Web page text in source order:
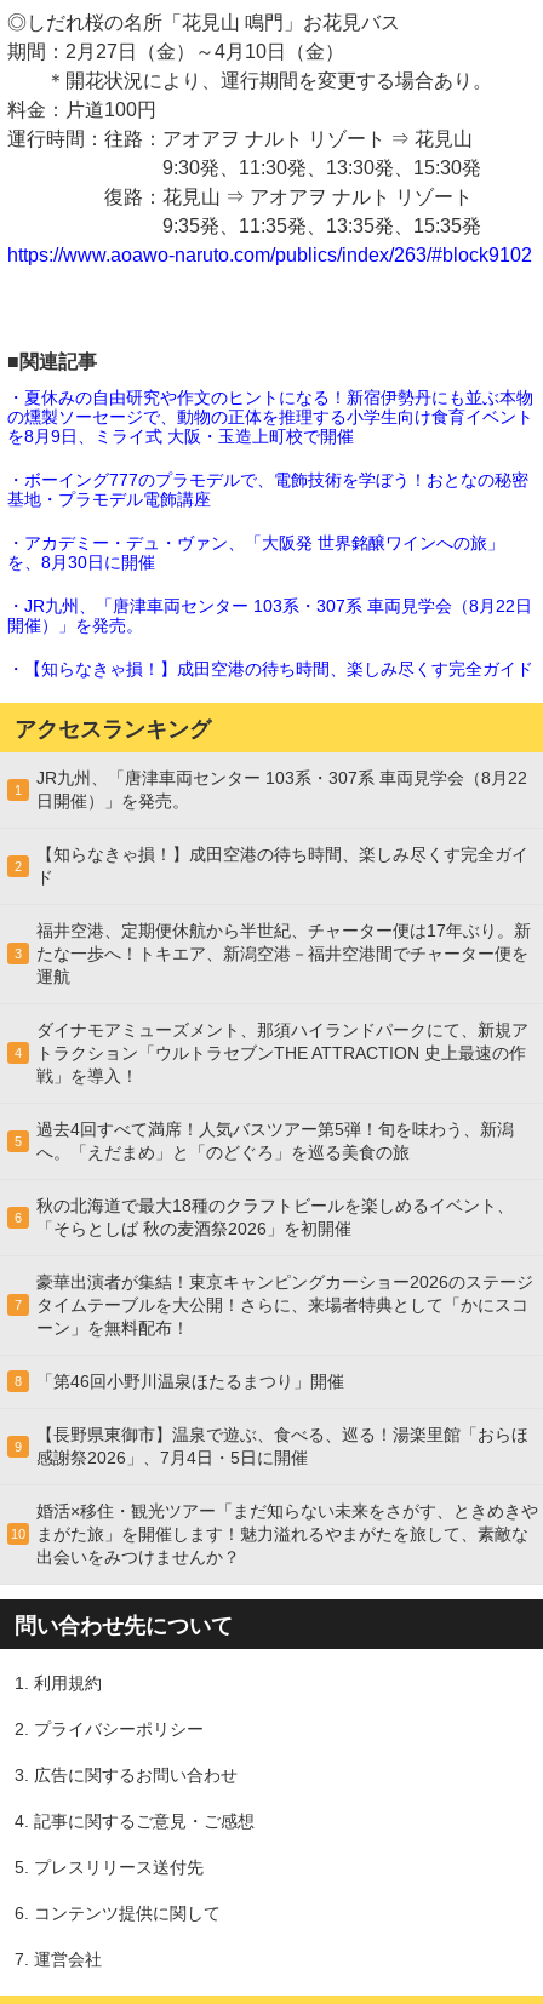
◎しだれ桜の名所「花見山 鳴門」お花見バス
期間：2月27日（金）～4月10日（金）
＊開花状況により、運行期間を変更する場合あり。
料金：片道100円
運行時間：往路：アオアヲ ナルト リゾート ⇒ 花見山
9:30発、11:30発、13:30発、15:30発
復路：花見山 ⇒ アオアヲ ナルト リゾート
9:35発、11:35発、13:35発、15:35発
https://www.aoawo-naruto.com/publics/index/263/#block9102
■関連記事
・夏休みの自由研究や作文のヒントになる！新宿伊勢丹にも並ぶ本物
の燻製ソーセージで、動物の正体を推理する小学生向け食育イベント
を8月9日、ミライ式 大阪・玉造上町校で開催
・ボーイング777のプラモデルで、電飾技術を学ぼう！おとなの秘密
基地・プラモデル電飾講座
・アカデミー・デュ・ヴァン、「大阪発 世界銘醸ワインへの旅」
を、8月30日に開催
・JR九州、「唐津車両センター 103系・307系 車両見学会（8月22日
開催）」を発売。
・【知らなきゃ損！】成田空港の待ち時間、楽しみ尽くす完全ガイド
アクセスランキング
1
JR九州、「唐津車両センター 103系・307系 車両見学会（8月22
日開催）」を発売。
2
【知らなきゃ損！】成田空港の待ち時間、楽しみ尽くす完全ガイ
ド
3
福井空港、定期便休航から半世紀、チャーター便は17年ぶり。新
たな一歩へ！トキエア、新潟空港－福井空港間でチャーター便を
運航
4
ダイナモアミューズメント、那須ハイランドパークにて、新規ア
トラクション「ウルトラセブンTHE ATTRACTION 史上最速の作
戦」を導入！
5
過去4回すべて満席！人気バスツアー第5弾！旬を味わう、新潟
へ。「えだまめ」と「のどぐろ」を巡る美食の旅
6
秋の北海道で最大18種のクラフトビールを楽しめるイベント、
「そらとしば 秋の麦酒祭2026」を初開催
7
豪華出演者が集結！東京キャンピングカーショー2026のステージ
タイムテーブルを大公開！さらに、来場者特典として「かにスコ
ーン」を無料配布！
8 「第46回小野川温泉ほたるまつり」開催
9
【長野県東御市】温泉で遊ぶ、食べる、巡る！湯楽里館「おらほ
感謝祭2026」、7月4日・5日に開催
10
婚活×移住・観光ツアー「まだ知らない未来をさがす、ときめきや
まがた旅」を開催します！魅力溢れるやまがたを旅して、素敵な
出会いをみつけませんか？
問い合わせ先について
1. 利用規約
2. プライバシーポリシー
3. 広告に関するお問い合わせ
4. 記事に関するご意見・ご感想
5. プレスリリース送付先
6. コンテンツ提供に関して
7. 運営会社